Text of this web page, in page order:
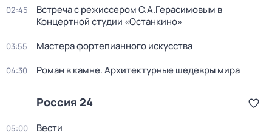
02:45
Встреча с режиссером С.А.Герасимовым в
Концертной студии «Останкино»
03:55 Мастера фортепианного искусства
04:30 Роман в камне. Архитектурные шедевры мира
Россия 24
05:00 Вести